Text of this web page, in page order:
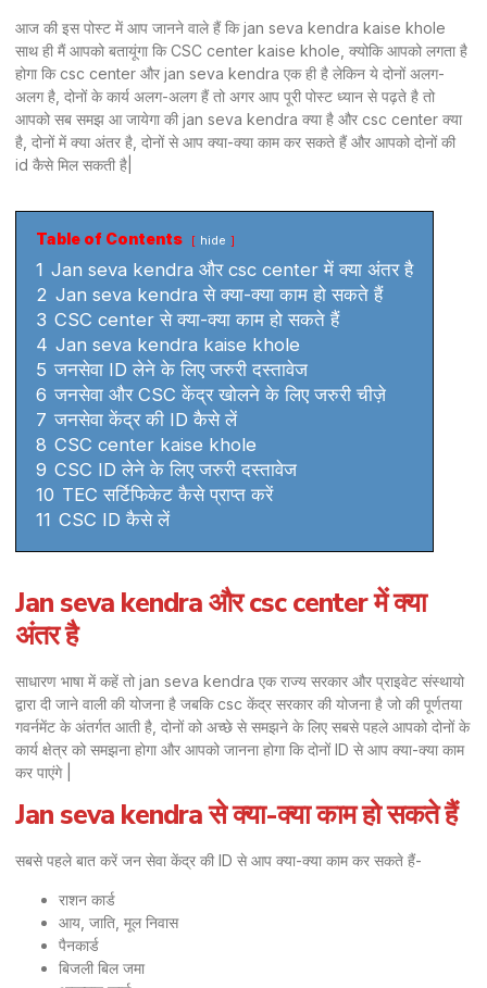
आज की इस पोस्ट में आप जानने वाले हैं कि jan seva kendra kaise khole
साथ ही मैं आपको बतायूंगा कि CSC center kaise khole, क्योकि आपको लगता है
होगा कि csc center और jan seva kendra एक ही है लेकिन ये दोनों अलग-
अलग है, दोनों के कार्य अलग-अलग हैं तो अगर आप पूरी पोस्ट ध्यान से पढ़ते है तो
आपको सब समझ आ जायेगा की jan seva kendra क्या है और csc center क्या
है, दोनों में क्या अंतर है, दोनों से आप क्या-क्या काम कर सकते हैं और आपको दोनों की
id कैसे मिल सकती है|
Table of Contents hide
1 Jan seva kendra और csc center में क्या अंतर है
2 Jan seva kendra से क्या-क्या काम हो सकते हैं
3 CSC center से क्या-क्या काम हो सकते हैं
4 Jan seva kendra kaise khole
5 जनसेवा ID लेने के लिए जरुरी दस्तावेज
6 जनसेवा और CSC केंद्र खोलने के लिए जरुरी चीज़े
7 जनसेवा केंद्र की ID कैसे लें
8 CSC center kaise khole
9 CSC ID लेने के लिए जरुरी दस्तावेज
10 TEC सर्टिफिकेट कैसे प्राप्त करें
11 CSC ID कैसे लें
Jan seva kendra और csc center में क्या
अंतर है
साधारण भाषा में कहें तो jan seva kendra एक राज्य सरकार और प्राइवेट संस्थायो
द्वारा दी जाने वाली की योजना है जबकि csc केंद्र सरकार की योजना है जो की पूर्णतया
गवर्नमेंट के अंतर्गत आती है, दोनों को अच्छे से समझने के लिए सबसे पहले आपको दोनों के
कार्य क्षेत्र को समझना होगा और आपको जानना होगा कि दोनों ID से आप क्या-क्या काम
कर पाएंगे |
Jan seva kendra से क्या-क्या काम हो सकते हैं
सबसे पहले बात करें जन सेवा केंद्र की ID से आप क्या-क्या काम कर सकते हैं-
राशन कार्ड
आय, जाति, मूल निवास
पैनकार्ड
बिजली बिल जमा